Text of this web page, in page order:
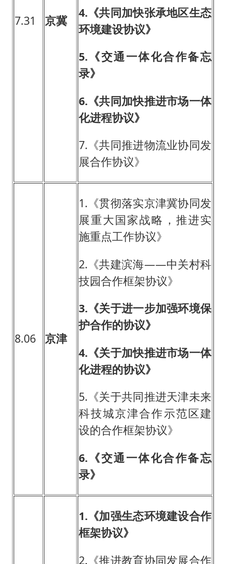
7.31 京冀
4. 《共同加快张承地区生态
环境建设协议》
5. 《交通一体化合作备忘
录》
6. 《共同加快推进市场一体
化进程协议》
7.《共同推进物流业协同发
展合作协议》
8.06 京津
1.《贯彻落实京津冀协同发
展重大国家战略，推进实
施重点工作协议》
2.《共建滨海——中关村科
技园合作框架协议》
3. 《关于进一步加强环境保
护合作的协议》
4. 《关于加快推进市场一体
化进程的协议》
5.《关于共同推进天津未来
科技城京津合作示范区建
设的合作框架协议》
6. 《交通一体化合作备忘
录》
1. 《加强生态环境建设合作
框架协议》
2.《推进教育协同发展合作